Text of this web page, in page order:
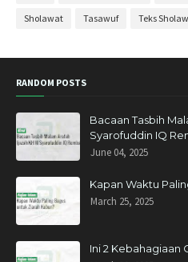
Februari 2020
September 2019
Agustus 2019
Mei 2019
Maret 2019
Desember 2018
Sholawat Tasawuf Teks
RANDOM POSTS
Bacaan Tasbih
Syarofuddin IQ
June 04, 2025
Kapan Waktu
March 25, 2025
Ini 2 Kebahagiaan